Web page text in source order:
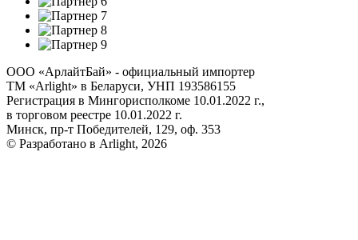
ООО «АрлайтБай» - официальный импортер
ТМ «Arlight» в Беларуси, УНП 193586155
Регистрация в Мингорисполкоме 10.01.2022 г.,
в торговом реестре 10.01.2022 г.
Минск, пр-т Победителей, 129, оф. 353
© Разработано в Arlight, 2026